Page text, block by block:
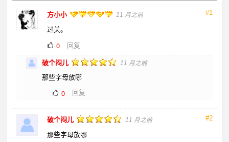
#1
方小小 11 月之前
过关。
0
回复
破个闷儿 11 月之前
那些字母放哪
0
回复
#2
破个闷儿 11 月之前
那些字母放哪